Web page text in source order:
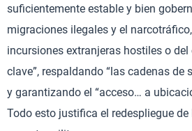
suficientemente estable y bien
migraciones ilegales y el
incursiones extranjeras hostiles o
clave”, respaldando “las cadenas de
y garantizando el “acceso… a
Todo esto justifica el redespliegue de